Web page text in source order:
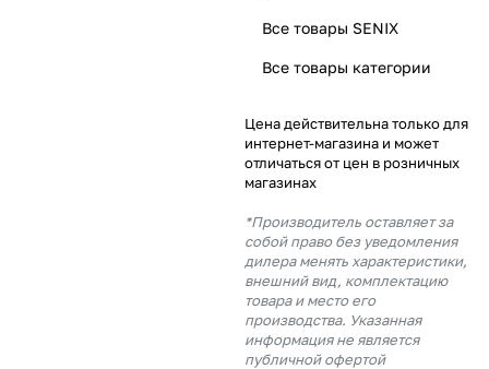
Все товары SENIX
Все товары категории
Цена действительна только для
интернет-магазина и может
отличаться от цен в розничных
магазинах
*Производитель оставляет за
собой право без уведомления
дилера менять характеристики,
внешний вид, комплектацию
товара и место его
производства. Указанная
информация не является
публичной офертой
% будут
с вашей карты